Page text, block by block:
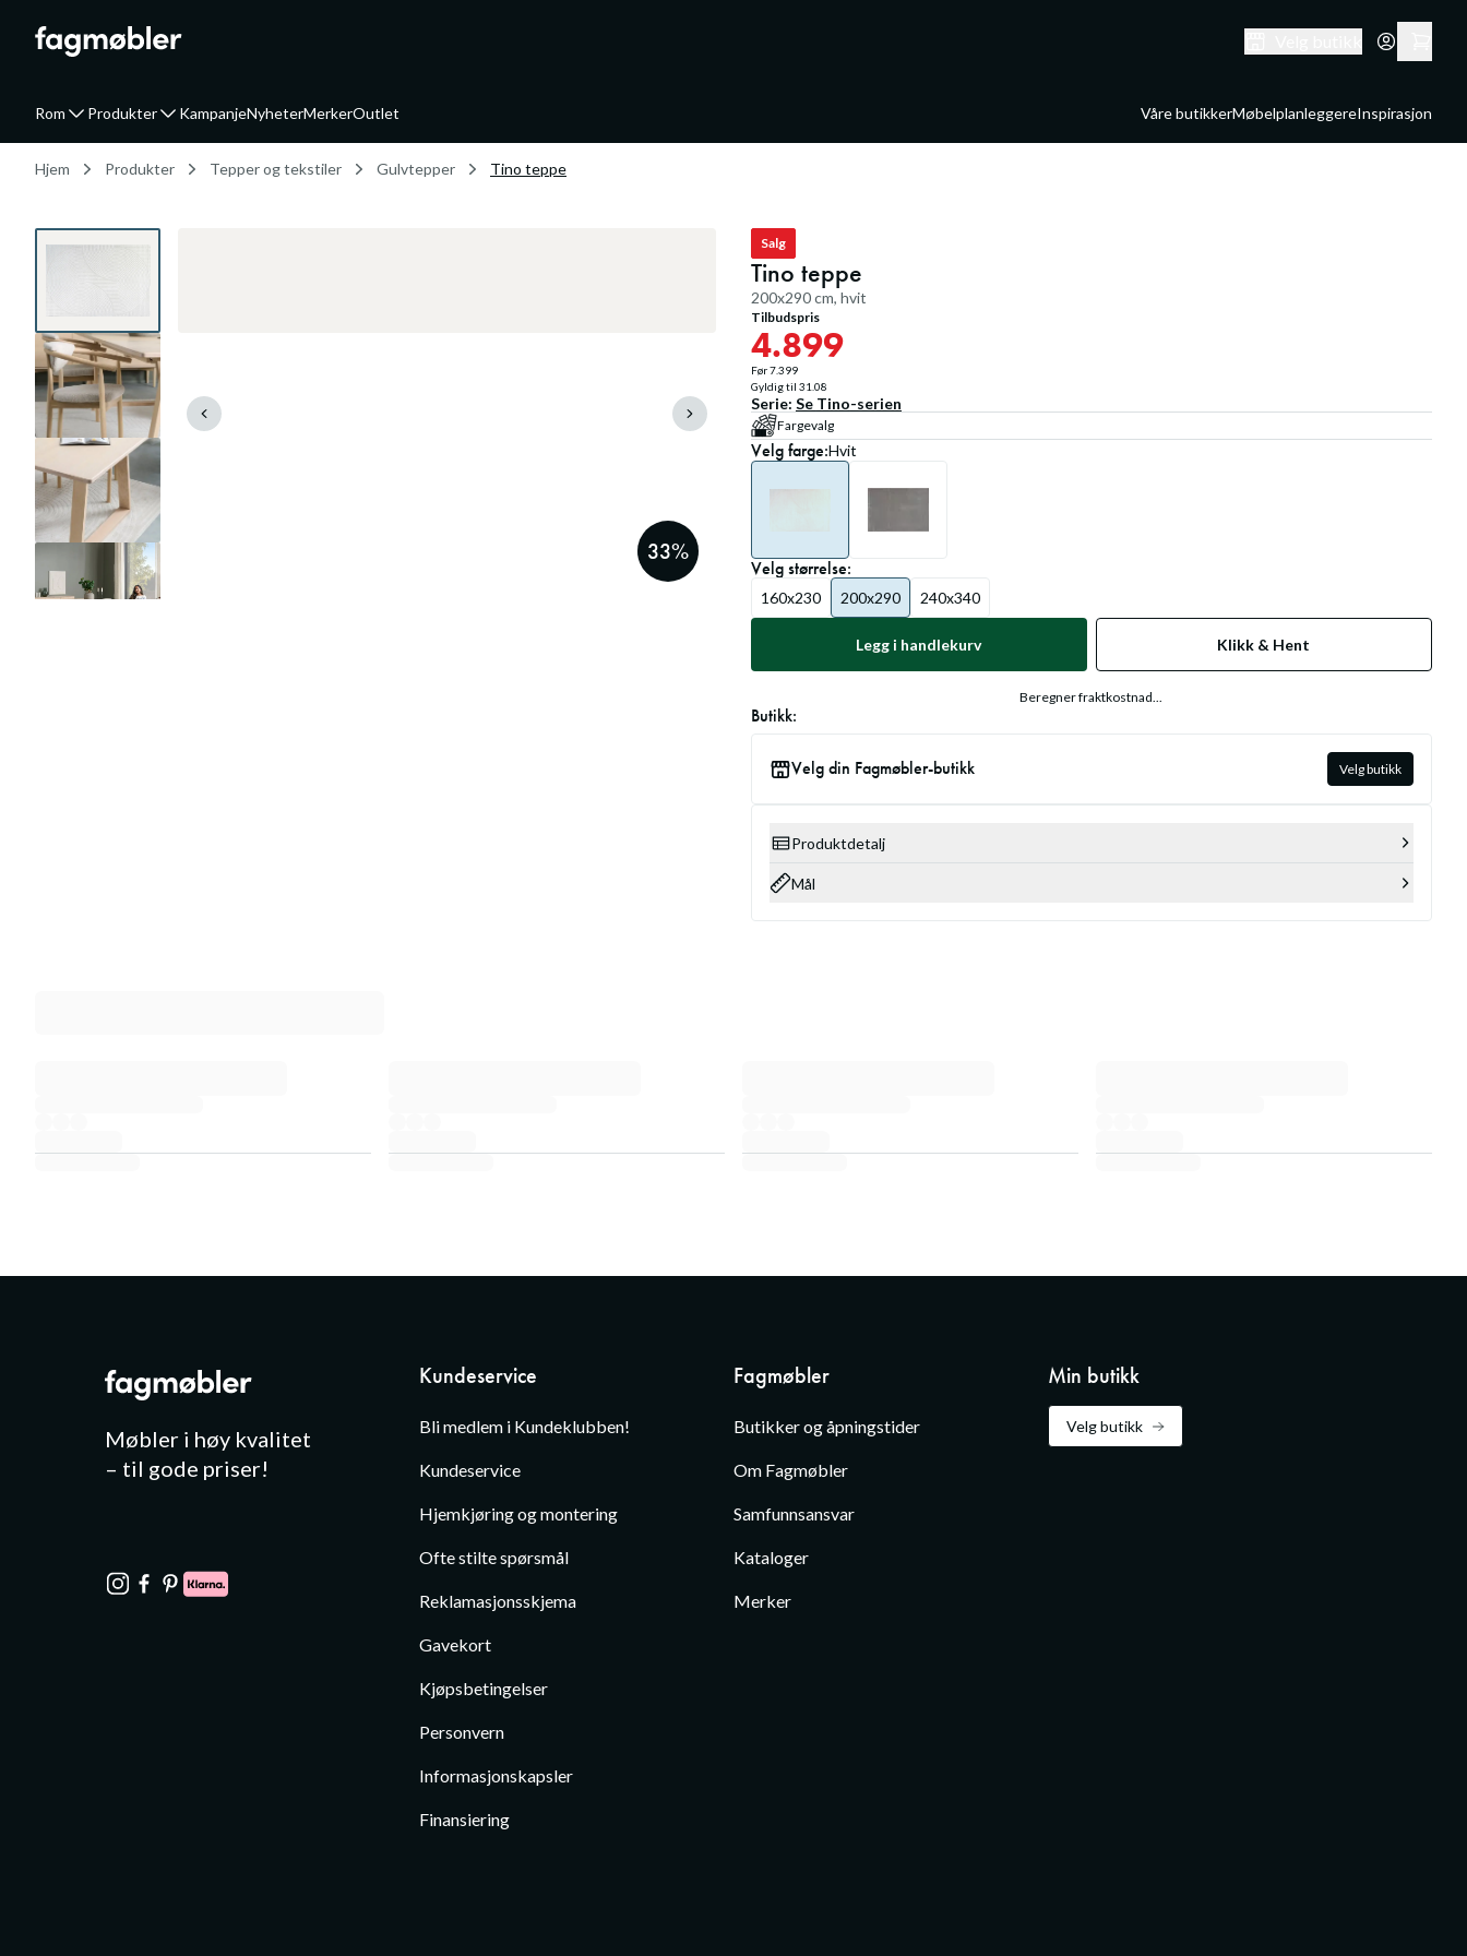
Rom Produkter KampanjeNyheterMerkerOutlet Våre butikkerMøbelplanleggereInspirasjon
Hjem Produkter Tepper og tekstiler Gulvtepper Tino teppe
33%
Salg
Tino teppe
200x290 cm, hvit
Tilbudspris
4.899
Før7.399
Gyldig til 31.08
Serie: Se Tino-serien
Fargevalg
Velgfarge:Hvit
Velgstørrelse:
160x230 200x290 240x340
Legg i handlekurv Klikk & Hent
Beregner fraktkostnad...
Butikk:
Velg din Fagmøbler-butikk Velg butikk
Produktdetalj
Mål
Møbler i høy kvalitet
– til gode priser!
Kundeservice
Bli medlem i Kundeklubben!
Kundeservice
Hjemkjøring og montering
Ofte stilte spørsmål
Reklamasjonsskjema
Gavekort
Kjøpsbetingelser
Personvern
Informasjonskapsler
Finansiering
Fagmøbler
Butikker og åpningstider
Om Fagmøbler
Samfunnsansvar
Kataloger
Merker
Min butikk
Velg butikk